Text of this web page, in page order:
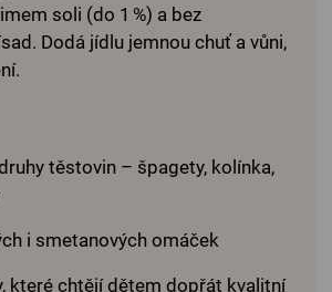
soli (do 1 %) a bez
Dodá jídlu jemnou chuť a vůni,
těstovin – špagety, kolínka,
i smetanových omáček
které chtějí dětem dopřát kvalitní